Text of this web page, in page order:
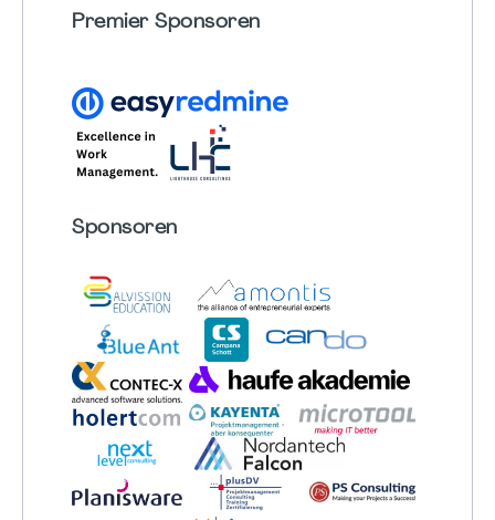
Premier Sponsoren
Sponsoren